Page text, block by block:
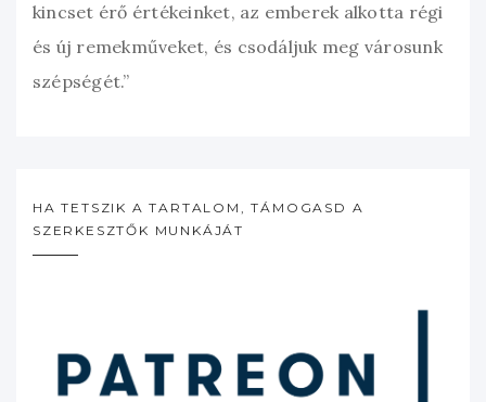
kincset érő értékeinket, az emberek alkotta régi
és új remekműveket, és csodáljuk meg városunk
szépségét.”
HA TETSZIK A TARTALOM, TÁMOGASD A
SZERKESZTŐK MUNKÁJÁT